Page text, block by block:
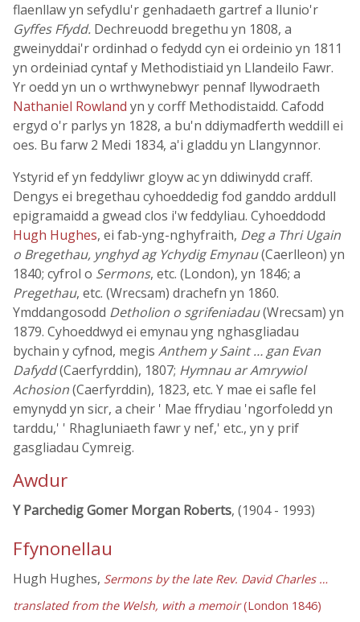
flaenllaw yn sefydlu'r genhadaeth gartref a llunio'r
Gyffes Ffydd. Dechreuodd bregethu yn 1808, a
gweinyddai'r ordinhad o fedydd cyn ei ordeinio yn 1811
yn ordeiniad cyntaf y Methodistiaid yn Llandeilo Fawr.
Yr oedd yn un o wrthwynebwyr pennaf llywodraeth
Nathaniel Rowland yn y corff Methodistaidd. Cafodd
ergyd o'r parlys yn 1828, a bu'n ddiymadferth weddill ei
oes. Bu farw 2 Medi 1834, a'i gladdu yn Llangynnor.
Ystyrid ef yn feddyliwr gloyw ac yn ddiwinydd craff.
Dengys ei bregethau cyhoeddedig fod ganddo arddull
epigramaidd a gwead clos i'w feddyliau. Cyhoeddodd
Hugh Hughes, ei fab-yng-nghyfraith, Deg a Thri Ugain
o Bregethau, ynghyd ag Ychydig Emynau(Caerlleon) yn
1840; cyfrol o Sermons, etc. (London), yn 1846; a
Pregethau, etc. (Wrecsam) drachefn yn 1860.
Ymddangosodd Detholion o sgrifeniadau(Wrecsam) yn
1879. Cyhoeddwyd ei emynau yng nghasgliadau
bychain y cyfnod, megis Anthem y Saint … gan Evan
Dafydd(Caerfyrddin), 1807; Hymnau ar Amrywiol
Achosion(Caerfyrddin), 1823, etc. Y mae ei safle fel
emynydd yn sicr, a cheir ' Mae ffrydiau 'ngorfoledd yn
tarddu,' ' Rhagluniaeth fawr y nef,' etc., yn y prif
gasgliadau Cymreig.
Awdur
Y Parchedig Gomer Morgan Roberts, (1904 - 1993)
Ffynonellau
Hugh Hughes, Sermons by the late Rev. David Charles …
translated from the Welsh, with a memoir(London 1846)